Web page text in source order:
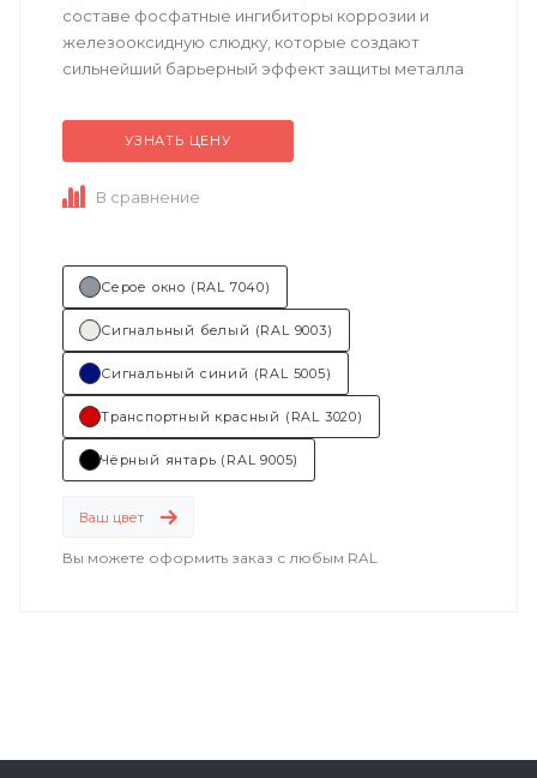
составе фосфатные ингибиторы коррозии и
железооксидную слюдку, которые создают
сильнейший барьерный эффект защиты металла
течение всего...
УЗНАТЬ ЦЕНУ
В сравнение
Серое окно (RAL 7040)
Сигнальный белый (RAL 9003)
Сигнальный синий (RAL 5005)
Транспортный красный (RAL 3020)
Чёрный янтарь (RAL 9005)
Ваш цвет
Вы можете оформить заказ с любым RAL